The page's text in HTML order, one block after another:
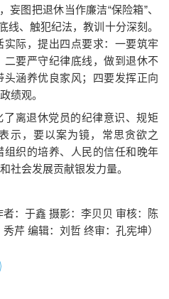
妄图把退休当作廉洁“保险箱”、
线、触犯纪法，教训十分深刻。
际，提出四点要求：一要筑牢
要严守纪律底线，做到退休不
涵养优良家风；四要发挥正向
绩观。
离退休党员的纪律意识、规矩
示，要以案为镜，常思贪欲之
织的培养、人民的信任和晚年
社会发展贡献银发力量。
者：于鑫 摄影：李贝贝 审核：陈
秀芹 编辑：刘哲 终审：孔宪坤）